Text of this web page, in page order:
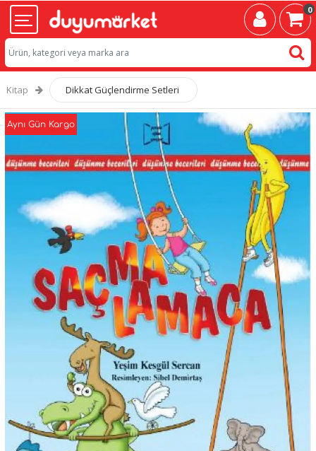
0
Kitap Dikkat Güçlendirme Setleri
Aynı Gün Kargo